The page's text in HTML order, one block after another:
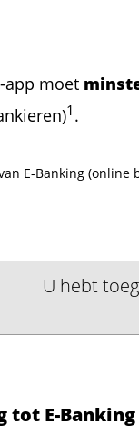
app moet
1 .
E-Banking (online
U hebt
tot E-